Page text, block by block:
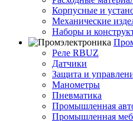
Корпусные и
Механические
Наборы и
Реле RBUZ
Датчики
Защита и
Манометры
Пневматика
Промышленная
Промышленная